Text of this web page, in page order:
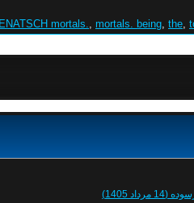
IENATSCH mortals., mortals. being, the,
1405)